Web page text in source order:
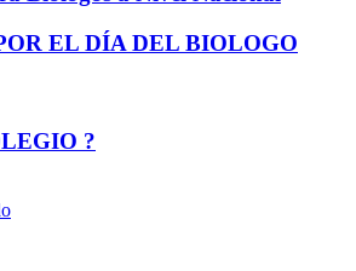
EL DÍA DEL BIOLOGO
?